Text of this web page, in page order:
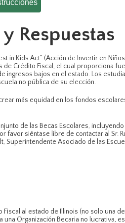
Respuestas
in Kids Act” (Acción de Invertir en
Crédito Fiscal, el cual proporciona
bajos en el estado. Los
no pública de su elección.
más equidad en los fondos
de las Becas Escolares,
favor siéntase libre de contactar al Sr.
Superintendente Asociado de las
al estado de Illinois (no solo una
Organización Becaria no lucrativa,